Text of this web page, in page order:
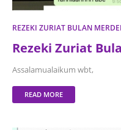
REZEKI ZURIAT BULAN
Rezeki Zuriat
Assalamualaikum wbt,
READ MORE